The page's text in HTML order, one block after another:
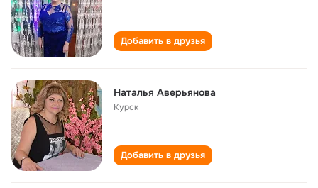
Добавить в друзья
Наталья Аверьянова
Курск
Добавить в друзья